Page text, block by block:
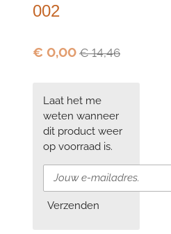
002
€ 0,00 € 14,46
Laat het me
weten wanneer
dit product weer
op voorraad is.
Verzenden